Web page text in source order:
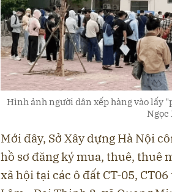
Hình ảnh người dân xếp hàng vào lấy
Ngọc
Mới đây, Sở Xây dựng Hà Nội
hồ sơ đăng ký mua, thuê, thuê
xã hội tại các ô đất CT-05,